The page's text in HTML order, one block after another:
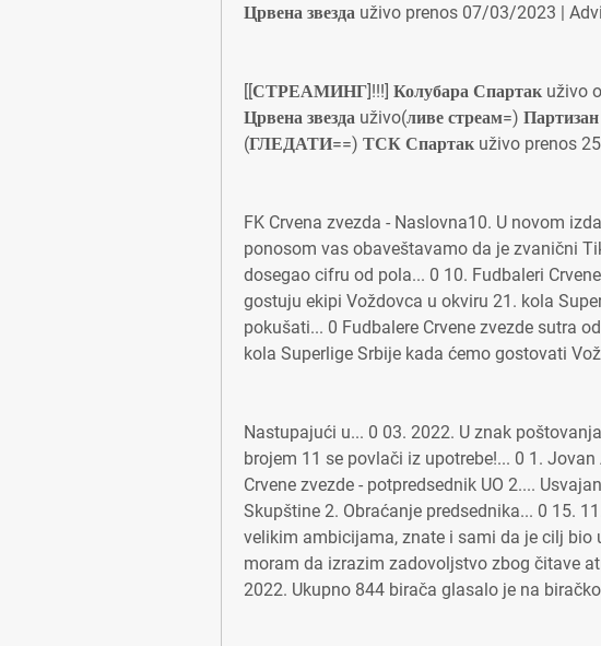
Црвена звезда uživo prenos 07/03/2023 |
[[СТРЕАМИНГ]!!!] Колубара Спартак uživo
Црвена звезда uživo(ливе стреам=)
(ГЛЕДАТИ==) ТСК Спартак uživo prenos
FK Crvena zvezda - Naslovna10. U novom
ponosom vas obaveštavamo da je zvanični
dosegao cifru od pola... 0 10. Fudbaleri
gostuju ekipi Voždovca u okviru 21. kola
pokušati... 0 Fudbalere Crvene zvezde sutra
kola Superlige Srbije kada ćemo gostovati
Nastupajući u... 0 03. 2022. U znak
brojem 11 se povlači iz upotrebe!... 0 1.
Crvene zvezde - potpredsednik UO 2....
Skupštine 2. Obraćanje predsednika... 0 15.
velikim ambicijama, znate i sami da je cilj bio
moram da izrazim zadovoljstvo zbog čitave
2022. Ukupno 844 birača glasalo je na